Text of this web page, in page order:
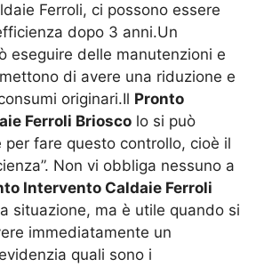
Ferroli, ci possono essere
dopo 3 anni.Un
eseguire delle manutenzioni e
di avere una riduzione e
originari.Il Pronto
Ferroli Briosco lo si può
per fare questo controllo, cioè il
Non vi obbliga nessuno a
Intervento Caldaie Ferroli
situazione, ma è utile quando si
immediatamente un
quali sono i